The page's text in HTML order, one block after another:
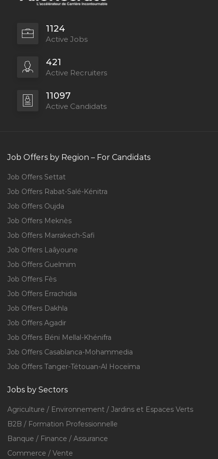
1124
Active Jobs
421
Active Recruiters
11097
Active Candidats
Job Offers by Region – For Candidats
Job Offers Settat
Job Offers Rabat-Salé-Kénitra
Job Offers Oujda
Job Offers Meknès
Job Offers Marrakech-Safi
Job Offers Laâyoune
Job Offers Guelmim
Job Offers Fès
Job Offers Errachidia
Job Offers Dakhla
Job Offers Agadir
Job Offers Béni Mellal-Khénifra
Job Offers Casablanca-Mohammedia
Job Offers Tanger-Tétouan-Al Hoceïma
Jobs by Sectors
Agriculture / Environnement / Jardins et Espaces Verts
B2B / Formation Professionnelle
Banque / Finance / Assurance
Commerce / Vente